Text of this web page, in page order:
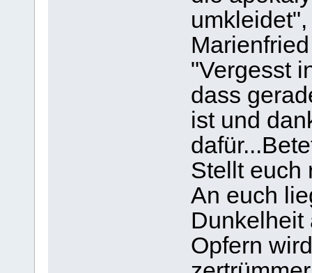
"Vergesst
dass
ist und
Stellt euch
An euch
Dunkelheit
Opfern